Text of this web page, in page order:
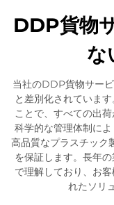
DDP貨物
な
当社のDDP貨物サー
と差別化されていま
ことで、すべての出
科学的な管理体制によ
高品質なプラスチッ
を保証します。長年
で理解しており、お
れたソリ